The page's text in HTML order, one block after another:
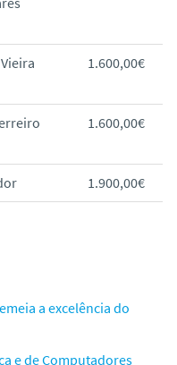
1.600,00€
1.600,00€
1.900,00€
a excelência do
e de Computadores